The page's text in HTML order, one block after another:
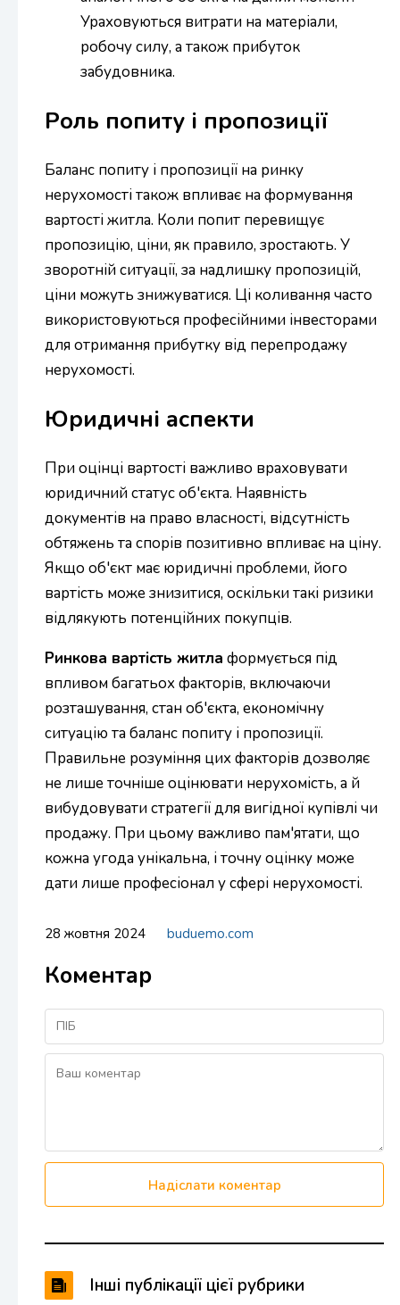
Ураховуються витрати на матеріали,
робочу силу, а також прибуток
забудовника.
Роль попиту і пропозиції
Баланс попиту і пропозиції на ринку
нерухомості також впливає на формування
вартості житла. Коли попит перевищує
пропозицію, ціни, як правило, зростають. У
зворотній ситуації, за надлишку пропозицій,
ціни можуть знижуватися. Ці коливання часто
використовуються професійними інвесторами
для отримання прибутку від перепродажу
нерухомості.
Юридичні аспекти
При оцінці вартості важливо враховувати
юридичний статус об'єкта. Наявність
документів на право власності, відсутність
обтяжень та спорів позитивно впливає на ціну.
Якщо об'єкт має юридичні проблеми, його
вартість може знизитися, оскільки такі ризики
відлякують потенційних покупців.
Ринкова вартість житла формується під
впливом багатьох факторів, включаючи
розташування, стан об'єкта, економічну
ситуацію та баланс попиту і пропозиції.
Правильне розуміння цих факторів дозволяє
не лише точніше оцінювати нерухомість, а й
вибудовувати стратегії для вигідної купівлі чи
продажу. При цьому важливо пам'ятати, що
кожна угода унікальна, і точну оцінку може
дати лише професіонал у сфері нерухомості.
28 жовтня 2024 buduemo.com
Коментар
Надіслати коментар
Інші публікації цієї рубрики